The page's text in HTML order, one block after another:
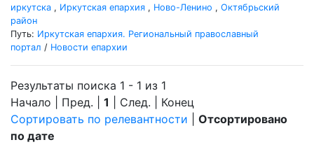
иркутска , Иркутская епархия , Ново-Ленино , Октябрьский
район
Путь: Иркутская епархия. Региональный православный
портал / Новости епархии
Результаты поиска 1 - 1 из 1
Начало | Пред. | 1 | След. | Конец
Сортировать по релевантности
Отсортировано
по дате